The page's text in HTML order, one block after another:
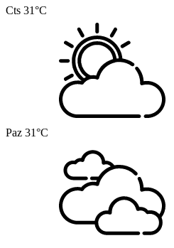
Cts 31°C
Paz 31°C